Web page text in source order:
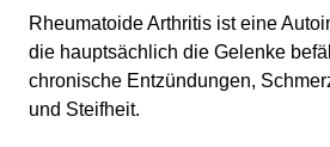
Rheumatoide Arthritis ist eine
die hauptsächlich die Gelenke
chronische Entzündungen,
und Steifheit.